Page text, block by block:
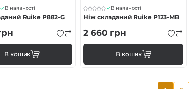
В наявності
Ruike P882-G
В кошик
В наявності
Ніж складаний Ruike P123-MB
2 660 грн
В кошик
Поточна